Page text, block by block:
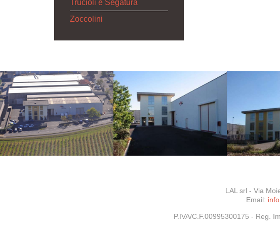
Trucioli e Segatura
Zoccolini
LAL srl - Via
Email:
P.IVA/C.F.00995300175 - Reg.